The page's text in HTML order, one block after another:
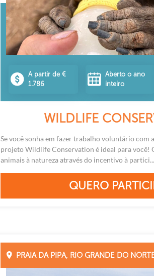
A partir de €
1.786
Aberto o ano
inteiro
WILDLIFE
Se você sonha em fazer trabalho voluntário com
projeto Wildlife Conservation é ideal para você!
animais à natureza através do incentivo à partici...
QUERO
PRAIA DA PIPA, RIO GRANDE DO